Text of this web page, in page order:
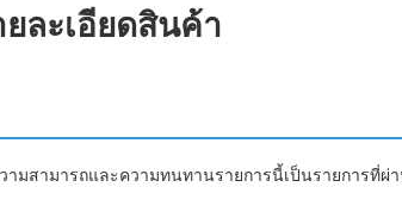
ยละเอียดสินค้า
มสามารถและความทนทานรายการนี้เป็นรายการที่ผ่า